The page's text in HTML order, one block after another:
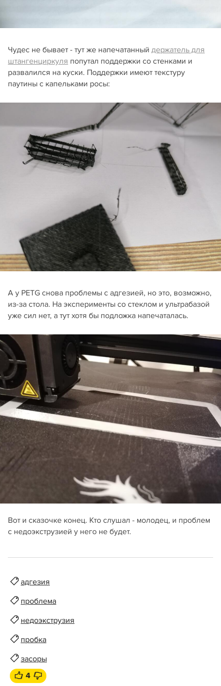
Чудес не бывает - тут же напечатанный держатель для
штангенциркуля попутал поддержки со стенками и
развалился на куски. Поддержки имеют текстуру
паутины с капельками росы:
А у PETG снова проблемы с адгезией, но это, возможно,
из-за стола. На эксперименты со стеклом и ультрабазой
уже сил нет, а тут хотя бы подложка напечаталась.
Вот и сказочке конец. Кто слушал - молодец, и проблем
с недоэкструзией у него не будет.
адгезия
проблема
недоэкструзия
пробка
засоры
4